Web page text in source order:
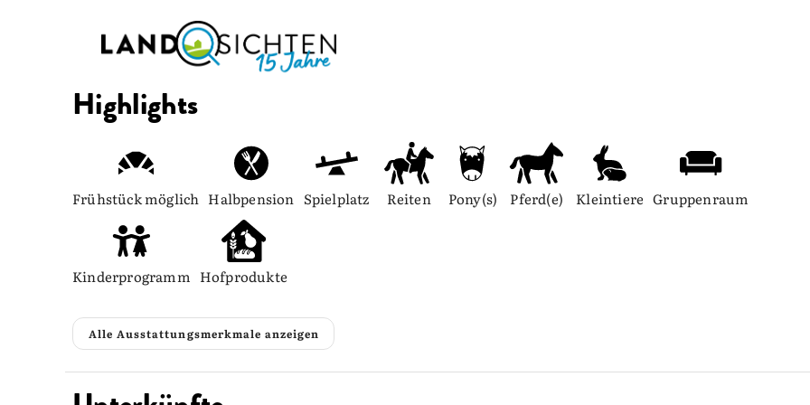
Highlights
Frühstück möglich Halbpension Spielplatz Reiten Pony(s) Pferd(e) Kleintiere Gruppenraum
Kinderprogramm Hofprodukte
Alle Ausstattungsmerkmale anzeigen